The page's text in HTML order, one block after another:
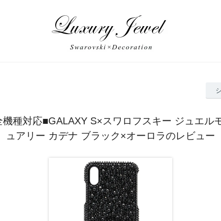
機種対応■GALAXY S×スワロフスキー ジュエル
ュアリー カデナ ブラック×オーロラのレビュー